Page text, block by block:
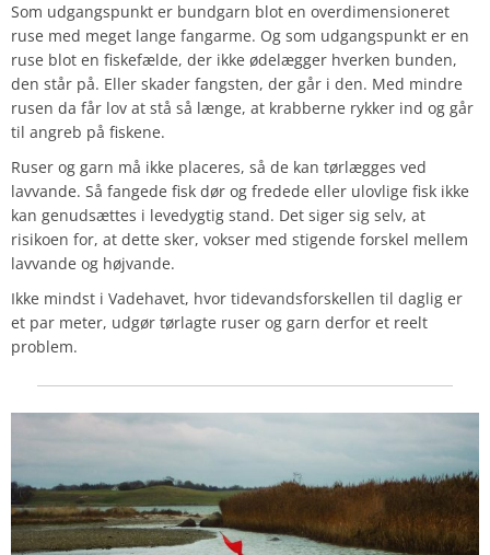
Som udgangspunkt er bundgarn blot en overdimensioneret
ruse med meget lange fangarme. Og som udgangspunkt er en
ruse blot en fiskefælde, der ikke ødelægger hverken bunden,
den står på. Eller skader fangsten, der går i den. Med mindre
rusen da får lov at stå så længe, at krabberne rykker ind og går
til angreb på fiskene.
Ruser og garn må ikke placeres, så de kan tørlægges ved
lavvande. Så fangede fisk dør og fredede eller ulovlige fisk ikke
kan genudsættes i levedygtig stand. Det siger sig selv, at
risikoen for, at dette sker, vokser med stigende forskel mellem
lavvande og højvande.
Ikke mindst i Vadehavet, hvor tidevandsforskellen til daglig er
et par meter, udgør tørlagte ruser og garn derfor et reelt
problem.